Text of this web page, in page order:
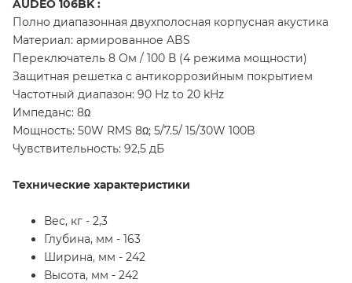
AUDEO 106BK :
Полно диапазонная двухполосная корпусная акустика
Материал: армированное ABS
Переключатель 8 Ом / 100 В (4 режима мощности)
Защитная решетка с антикоррозийным покрытием
Частотный диапазон: 90 Hz to 20 kHz
Импеданс: 8Ω
Мощность: 50W RMS 8Ω; 5/7.5/ 15/30W 100B
Чувствительность: 92,5 дБ
Технические характеристики
Вес, кг - 2,3
Глубина, мм - 163
Ширина, мм - 242
Высота, мм - 242